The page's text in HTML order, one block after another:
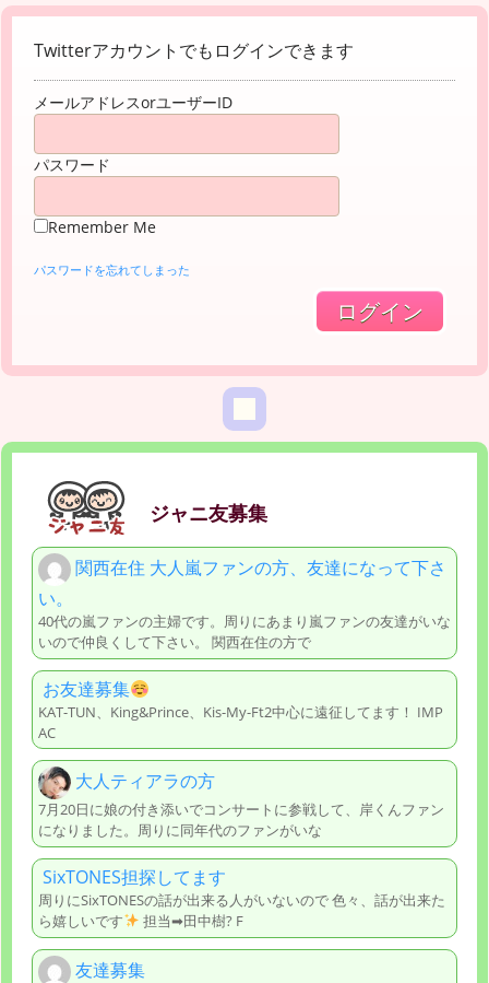
Twitterアカウントでもログインできます
メールアドレスorユーザーID
パスワード
Remember Me
パスワードを忘れてしまった
ジャニ友募集
関西在住 大人嵐ファンの方、友達になって下さ
い。
40代の嵐ファンの主婦です。周りにあまり嵐ファンの友達がいな
いので仲良くして下さい。 関西在住の方で
お友達募集
KAT-TUN、King&Prince、Kis-My-Ft2中心に遠征してます！ IMP
AC
大人ティアラの方
7月20日に娘の付き添いでコンサートに参戦して、岸くんファン
になりました。周りに同年代のファンがいな
SixTONES担探してます
周りにSixTONESの話が出来る人がいないので 色々、話が出来た
ら嬉しいです
担当➡田中樹? F
友達募集